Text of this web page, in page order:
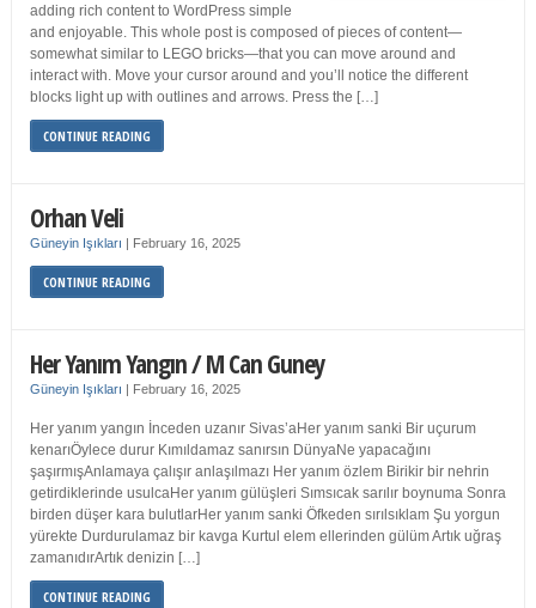
adding rich content to WordPress simple
and enjoyable. This whole post is composed of pieces of content—
somewhat similar to LEGO bricks—that you can move around and
interact with. Move your cursor around and you’ll notice the different
blocks light up with outlines and arrows. Press the […]
CONTINUE READING
Orhan Veli
Güneyin Işıkları | February 16, 2025
CONTINUE READING
Her Yanım Yangın / M Can Guney
Güneyin Işıkları | February 16, 2025
Her yanım yangın İnceden uzanır Sivas’aHer yanım sanki Bir uçurum
kenarıÖylece durur Kımıldamaz sanırsın DünyaNe yapacağını
şaşırmışAnlamaya çalışır anlaşılmazı Her yanım özlem Birikir bir nehrin
getirdiklerinde usulcaHer yanım gülüşleri Sımsıcak sarılır boynuma Sonra
birden düşer kara bulutlarHer yanım sanki Öfkeden sırılsıklam Şu yorgun
yürekte Durdurulamaz bir kavga Kurtul elem ellerinden gülüm Artık uğraş
zamanıdırArtık denizin […]
CONTINUE READING